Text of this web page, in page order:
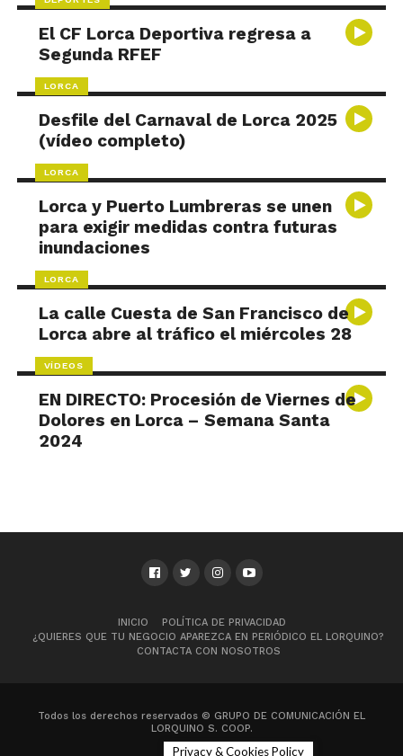
El CF Lorca Deportiva regresa a
Segunda RFEF
LORCA
Desfile del Carnaval de Lorca 2025
(vídeo completo)
LORCA
Lorca y Puerto Lumbreras se unen
para exigir medidas contra futuras
inundaciones
LORCA
La calle Cuesta de San Francisco de
Lorca abre al tráfico el miércoles 28
VÍDEOS
EN DIRECTO: Procesión de Viernes de
Dolores en Lorca – Semana Santa
2024
INICIO
POLÍTICA DE PRIVACIDAD
¿QUIERES QUE TU NEGOCIO APAREZCA EN PERIÓDICO EL LORQUINO?
CONTACTA CON NOSOTROS
Todos los derechos reservados © GRUPO DE COMUNICACIÓN EL
LORQUINO S. COOP.
Privacy & Cookies Policy